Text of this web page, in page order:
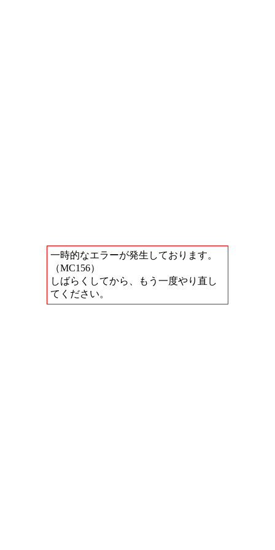
一時的なエラーが発生しております。
（MC156）
しばらくしてから、もう一度やり直し
てください。